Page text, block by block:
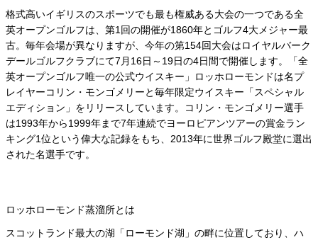
格式高いイギリスのスポーツでも最も権威ある大会の一つである全
英オープンゴルフは、第1回の開催が1860年とゴルフ4大メジャー最
古。毎年会場が異なりますが、今年の第154回大会はロイヤルバーク
デールゴルフクラブにて7月16日～19日の4日間で開催します。「全
英オープンゴルフ唯一の公式ウイスキー」ロッホローモンドは名プ
レイヤーコリン・モンゴメリーと毎年限定ウイスキー「スペシャル
エディション」をリリースしています。コリン・モンゴメリー選手
は1993年から1999年まで7年連続でヨーロピアンツアーの賞金ラン
キング1位という偉大な記録をもち、2013年に世界ゴルフ殿堂に選出
された名選手です。
ロッホローモンド蒸溜所とは
スコットランド最大の湖「ローモンド湖」の畔に位置しており、ハ